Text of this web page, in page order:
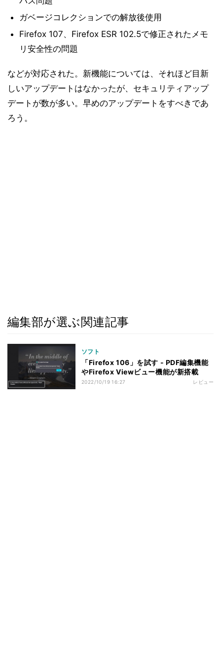
ガベージコレクションでの解放後使用
Firefox 107、Firefox ESR 102.5で修正されたメモ
リ安全性の問題
などが対応された。新機能については、それほど目新
しいアップデートはなかったが、セキュリティアップ
デートが数が多い。早めのアップデートをすべきであ
ろう。
編集部が選ぶ関連記事
ソフト
「Firefox 106」を試す - PDF編集機能
やFirefox Viewビュー機能が新搭載
2022/10/19 16:27 レビュー